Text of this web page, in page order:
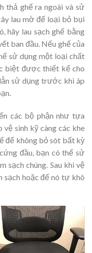
thả ghế ra ngoài và sử
lau mờ để loại bỏ bụi
hãy lau sạch ghế bằng
ban đầu. Nếu ghế của
sử dụng một loại chất
biệt được thiết kế cho
sử dụng trước khi áp
các bộ phận như tựa
sinh kỹ càng các khe
để không bỏ sót bất kỳ
đầu, bạn có thể sử
sạch chúng. Sau khi vệ
sạch hoặc để nó tự khô